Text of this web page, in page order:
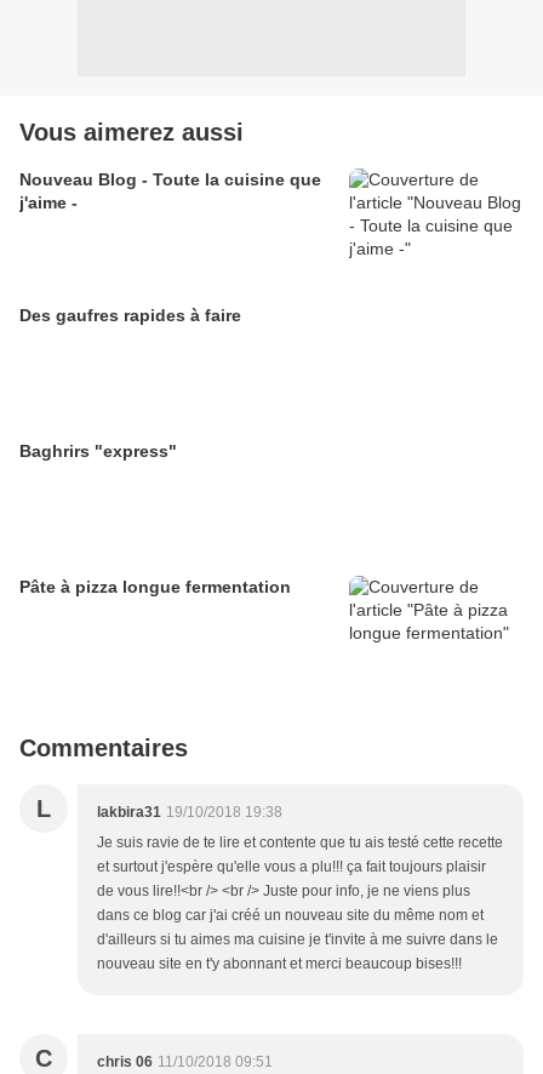
Vous aimerez aussi
Nouveau Blog - Toute la cuisine que
j'aime -
Des gaufres rapides à faire
Baghrirs "express"
Pâte à pizza longue fermentation
Commentaires
L lakbira31 19/10/2018 19:38
Je suis ravie de te lire et contente que tu ais testé cette recette
et surtout j'espère qu'elle vous a plu!!! ça fait toujours plaisir
de vous lire!!<br /> <br /> Juste pour info, je ne viens plus
dans ce blog car j'ai créé un nouveau site du même nom et
d'ailleurs si tu aimes ma cuisine je t'invite à me suivre dans le
nouveau site en t'y abonnant et merci beaucoup bises!!!
C chris 06 11/10/2018 09:51